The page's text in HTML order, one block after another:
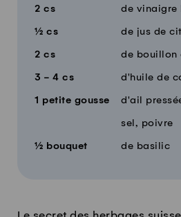
2 cs de vinaigre
½ cs de jus de
2 cs de bouillon
3 - 4 cs d'huile de
1 petite gousse d'ail
sel, poivre
½ bouquet de basilic